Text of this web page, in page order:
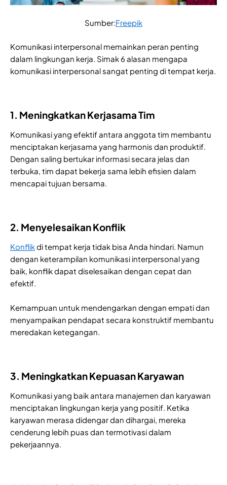
Sumber:Freepik
Komunikasi interpersonal memainkan peran penting
dalam lingkungan kerja. Simak 6 alasan mengapa
komunikasi interpersonal sangat penting di tempat kerja.
1. Meningkatkan Kerjasama Tim
Komunikasi yang efektif antara anggota tim membantu
menciptakan kerjasama yang harmonis dan produktif.
Dengan saling bertukar informasi secara jelas dan
terbuka, tim dapat bekerja sama lebih efisien dalam
mencapai tujuan bersama.
2. Menyelesaikan Konflik
Konflikdi tempat kerja tidak bisa Anda hindari. Namun
dengan keterampilan komunikasi interpersonal yang
baik, konflik dapat diselesaikan dengan cepat dan
efektif.
Kemampuan untuk mendengarkan dengan empati dan
menyampaikan pendapat secara konstruktif membantu
meredakan ketegangan.
3. Meningkatkan Kepuasan Karyawan
Komunikasi yang baik antara manajemen dan karyawan
menciptakan lingkungan kerja yang positif. Ketika
karyawan merasa didengar dan dihargai, mereka
cenderung lebih puas dan termotivasi dalam
pekerjaannya.